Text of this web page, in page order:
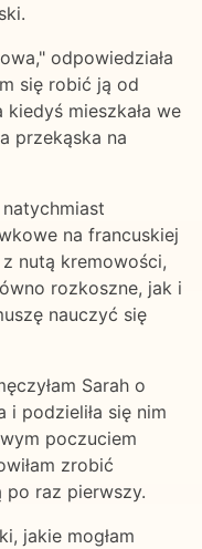
odpowiedziała
się robić ją od
mieszkała we
przekąska na
na francuskiej
nutą kremowości,
rozkoszne, jak i
nauczyć się
Sarah o
i podzieliła się nim
poczuciem
zrobić
po raz pierwszy.
jakie mogłam